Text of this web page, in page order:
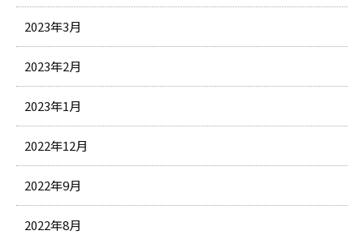
2023年3月
2023年2月
2023年1月
2022年12月
2022年9月
2022年8月